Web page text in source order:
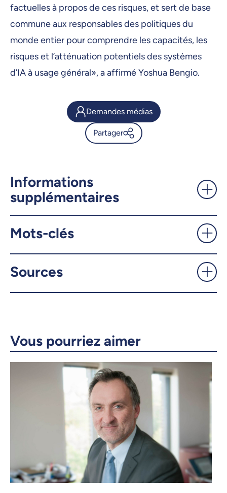
factuelles à propos de ces risques, et sert de base
commune aux responsables des politiques du
monde entier pour comprendre les capacités, les
risques et l’atténuation potentiels des systèmes
d’IA à usage général», a affirmé Yoshua Bengio.
Demandes médias
Partager
UdeMnouvelles
X.com Facebook
Informations
supplémentaires
Mots-clés
Sources
Vous pourriez aimer